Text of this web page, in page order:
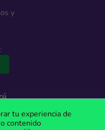
y
a productos y servicios de
de estos enlaces, podemos
para ti. MegaCupones® es una
tu experiencia de
contenido